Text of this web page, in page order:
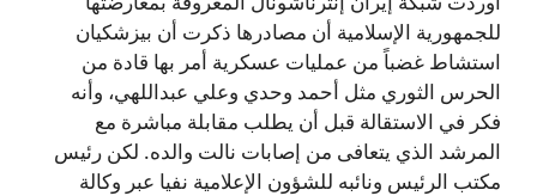
للجمهورية الإسلامية أن مصادرها ذكرت أن بيزشكيان
استشاط غضباً من عمليات عسكرية أمر بها قادة من
الحرس الثوري مثل أحمد وحدي وعلي عبداللهي، وأنه
فكر في الاستقالة قبل أن يطلب مقابلة مباشرة مع
المرشد الذي يتعافى من إصابات نالت والده. لكن رئيس
مكتب الرئيس ونائبه للشؤون الإعلامية نفيا عبر وكالة